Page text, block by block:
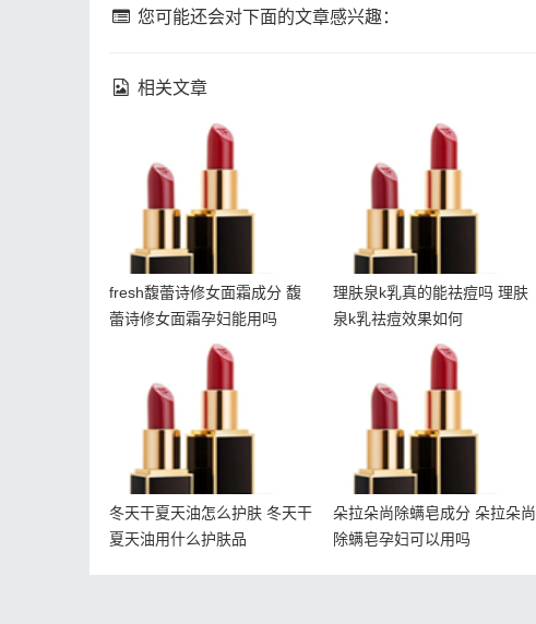
您可能还会对下面的文章感兴趣：
相关文章
fresh馥蕾诗修女面霜成分
fresh馥蕾诗修女面霜成分 馥
蕾诗修女面霜孕妇能用吗
理肤泉k乳真的能祛痘吗 理
理肤泉k乳真的能祛痘吗 理肤
泉k乳祛痘效果如何
冬天干夏天油怎么护肤 冬
冬天干夏天油怎么护肤 冬天干
夏天油用什么护肤品
朵拉朵尚除螨皂成分 朵拉
朵拉朵尚除螨皂成分 朵拉朵尚
除螨皂孕妇可以用吗